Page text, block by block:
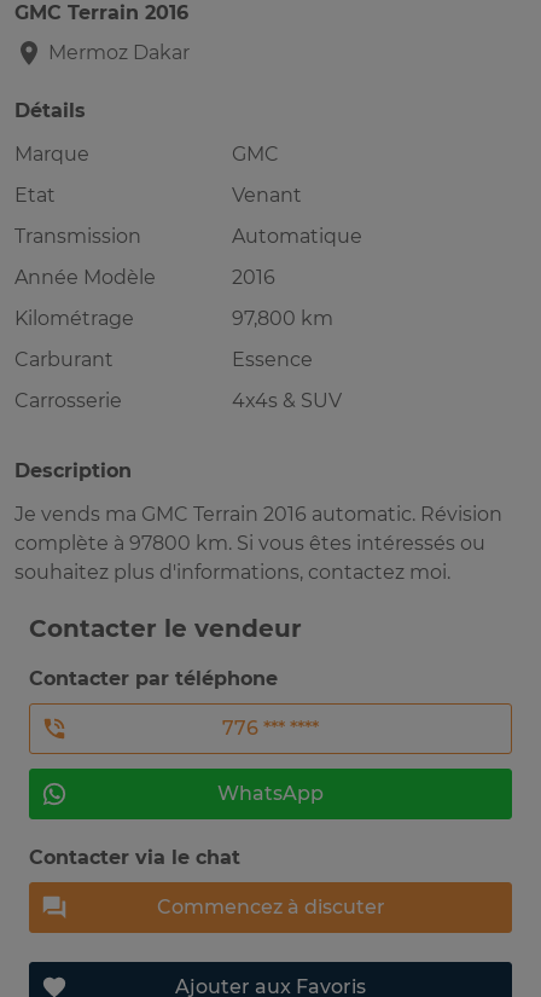
GMC Terrain 2016
Mermoz Dakar
Détails
Marque
GMC
Etat
Venant
Transmission
Automatique
Année Modèle
2016
Kilométrage
97,800 km
Carburant
Essence
Carrosserie
4x4s & SUV
Description
Je vends ma GMC Terrain 2016 automatic. Révision
complète à 97800 km. Si vous êtes intéressés ou
souhaitez plus d'informations, contactez moi.
Contacter le vendeur
Contacter par téléphone
776 *** ****
WhatsApp
Contacter via le chat
Commencez à discuter
Ajouter aux Favoris